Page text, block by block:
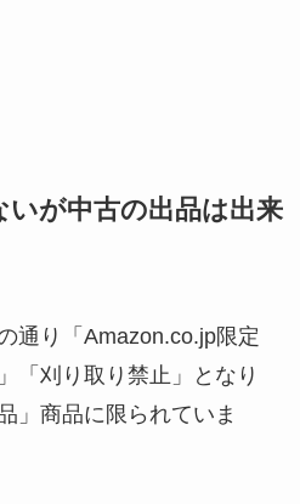
いが中古の出品は出来
通り「Amazon.co.jp限定
「刈り取り禁止」となり
」商品に限られていま